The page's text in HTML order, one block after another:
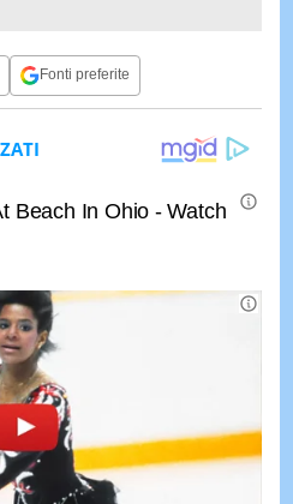
Fonti preferite